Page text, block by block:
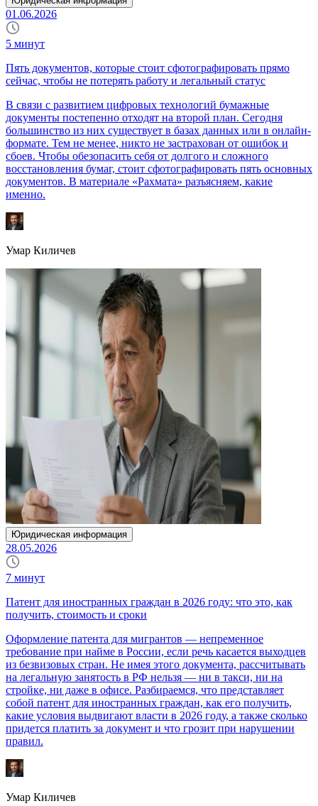
01.06.2026
5 минут
Пять документов, которые стоит сфотографировать прямо
сейчас, чтобы не потерять работу и легальный статус
В связи с развитием цифровых технологий бумажные
документы постепенно отходят на второй план. Сегодня
большинство из них существует в базах данных или в онлайн-
формате. Тем не менее, никто не застрахован от ошибок и
сбоев. Чтобы обезопасить себя от долгого и сложного
восстановления бумаг, стоит сфотографировать пять основных
документов. В материале «Рахмата» разъясняем, какие
именно.
Умар Киличев
Юридическая информация
28.05.2026
7 минут
Патент для иностранных граждан в 2026 году: что это, как
получить, стоимость и сроки
Оформление патента для мигрантов — непременное
требование при найме в России, если речь касается выходцев
из безвизовых стран. Не имея этого документа, рассчитывать
на легальную занятость в РФ нельзя — ни в такси, ни на
стройке, ни даже в офисе. Разбираемся, что представляет
собой патент для иностранных граждан, как его получить,
какие условия выдвигают власти в 2026 году, а также сколько
придется платить за документ и что грозит при нарушении
правил.
Умар Киличев